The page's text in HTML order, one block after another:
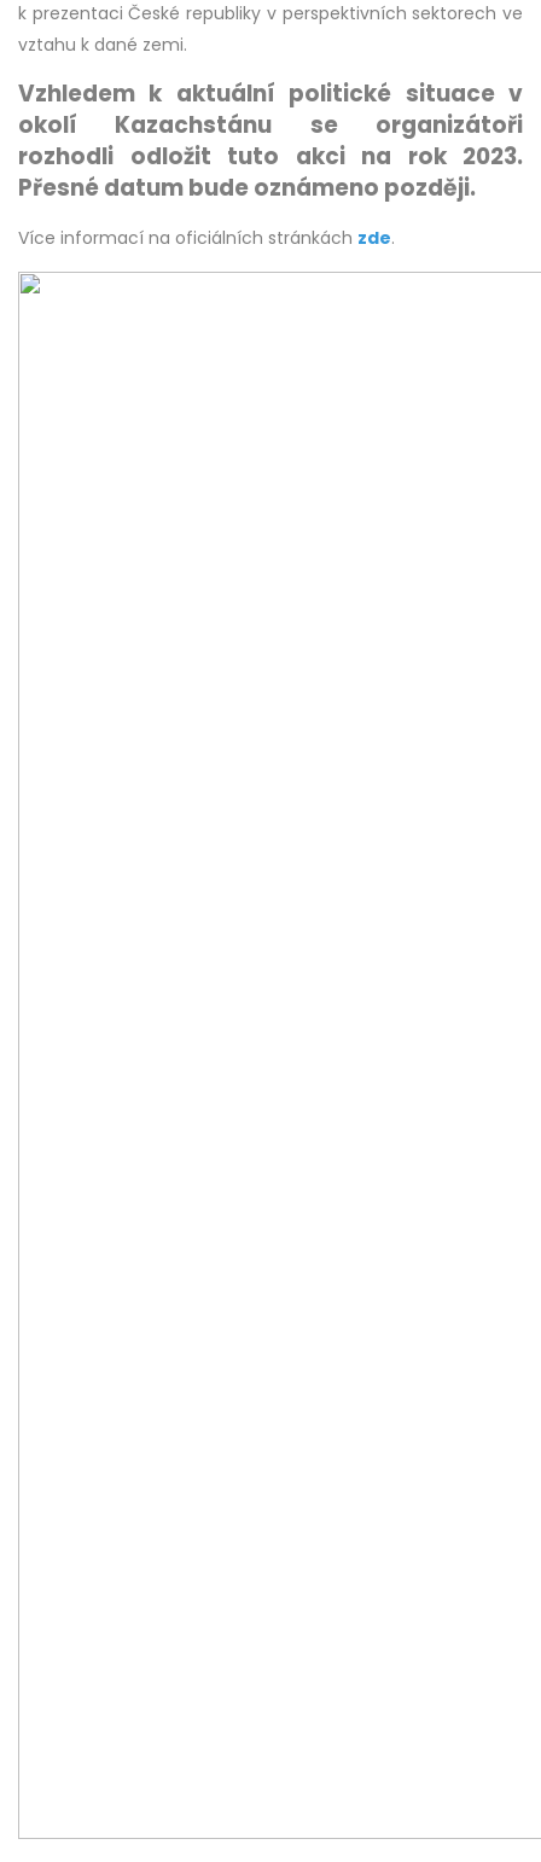
k prezentaci České republiky v perspektivních sektorech ve
vztahu k dané zemi.
Vzhledem k aktuální politické situace v
okolí Kazachstánu se organizátoři
rozhodli odložit tuto akci na rok 2023.
Přesné datum bude oznámeno později.
Více informací na oficiálních stránkách zde.